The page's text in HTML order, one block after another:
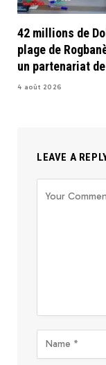
42 millions de
plage de
un partenariat
4 août 2026
LEAVE A